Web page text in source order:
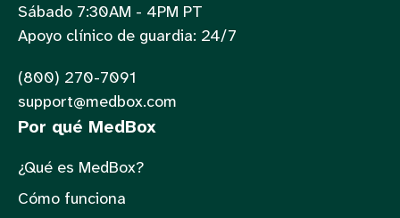
Sábado 7:30AM - 4PM PT
Apoyo clínico de guardia: 24/7
(800) 270-7091
support@medbox.com
Por qué MedBox
¿Qué es MedBox?
Cómo funciona